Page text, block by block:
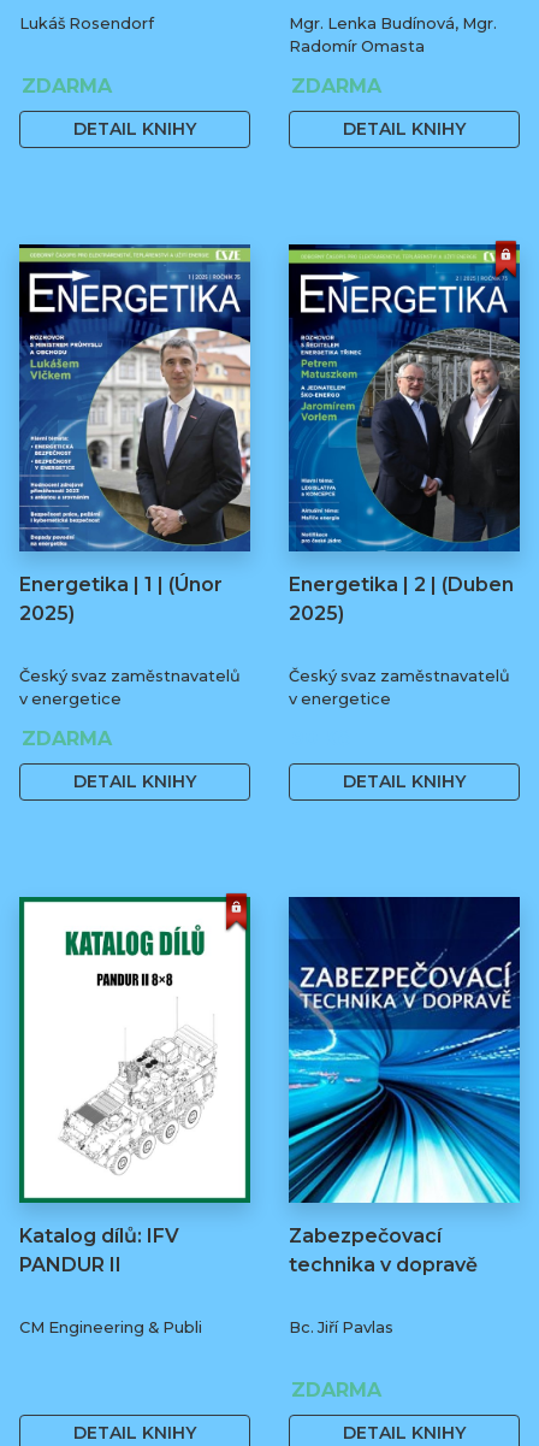
Lukáš Rosendorf
ZDARMA
DETAIL KNIHY
Mgr. Lenka Budínová, Mgr.
Radomír Omasta
ZDARMA
DETAIL KNIHY
Energetika | 1 | (Únor
2025)
Český svaz zaměstnavatelů
v energetice
ZDARMA
DETAIL KNIHY
Energetika | 2 | (Duben
2025)
Český svaz zaměstnavatelů
v energetice
DETAIL KNIHY
Katalog dílů: IFV
PANDUR II
CM Engineering & Publi
DETAIL KNIHY
Zabezpečovací
technika v dopravě
Bc. Jiří Pavlas
ZDARMA
DETAIL KNIHY